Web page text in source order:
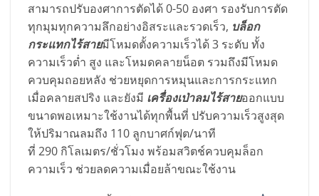
สามารถปรับองศาการตัดได้ 0-50 องศา รองรับการตัด
ทุกมุมทุกความลึกอย่างอิสระและรวดเร็ว, บล็อก
กระแทกไร้สายมีโหมดตั้งความเร็วได้ 3 ระดับ ทั้ง
ความเร็วต่ำ สูง และโหมดคลายน็อต รวมถึงมีโหมด
ควบคุมถอยหลัง ช่วยหยุดการหมุนและการกระแทก
เมื่อคลายสปริง และยังมี เครื่องเป่าลมไร้สายออกแบบ
ขนาดพอเหมาะใช้งานได้ทุกพื้นที่ ปรับความเร็วสูงสุด
ให้ปริมาณลมถึง 110 ลูกบาศก์ฟุต/นาที
ที่ 290 กิโลเมตร/ชั่วโมง พร้อมสวิตช์ควบคุมล็อก
ความเร็ว ช่วยลดความเมื่อยล้าขณะใช้งาน